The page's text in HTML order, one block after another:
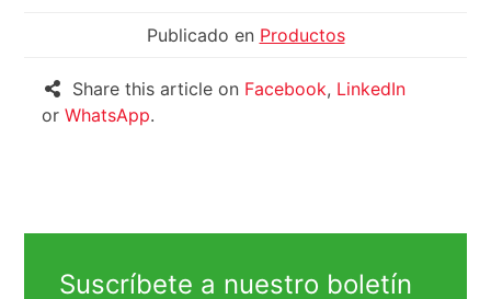
Publicado en Productos
Share this article on Facebook, LinkedIn
orWhatsApp.
Suscríbete a nuestro boletín